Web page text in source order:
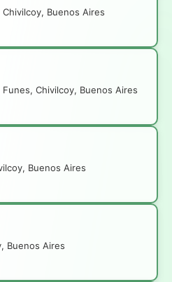
Buenos Aires
Chivilcoy, Buenos Aires
Buenos Aires
Buenos Aires